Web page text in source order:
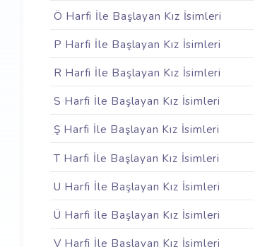
Ö Harfi İle Başlayan Kız İsimleri
P Harfi İle Başlayan Kız İsimleri
R Harfi İle Başlayan Kız İsimleri
S Harfi İle Başlayan Kız İsimleri
Ş Harfi İle Başlayan Kız İsimleri
T Harfi İle Başlayan Kız İsimleri
U Harfi İle Başlayan Kız İsimleri
Ü Harfi İle Başlayan Kız İsimleri
V Harfi İle Başlayan Kız İsimleri